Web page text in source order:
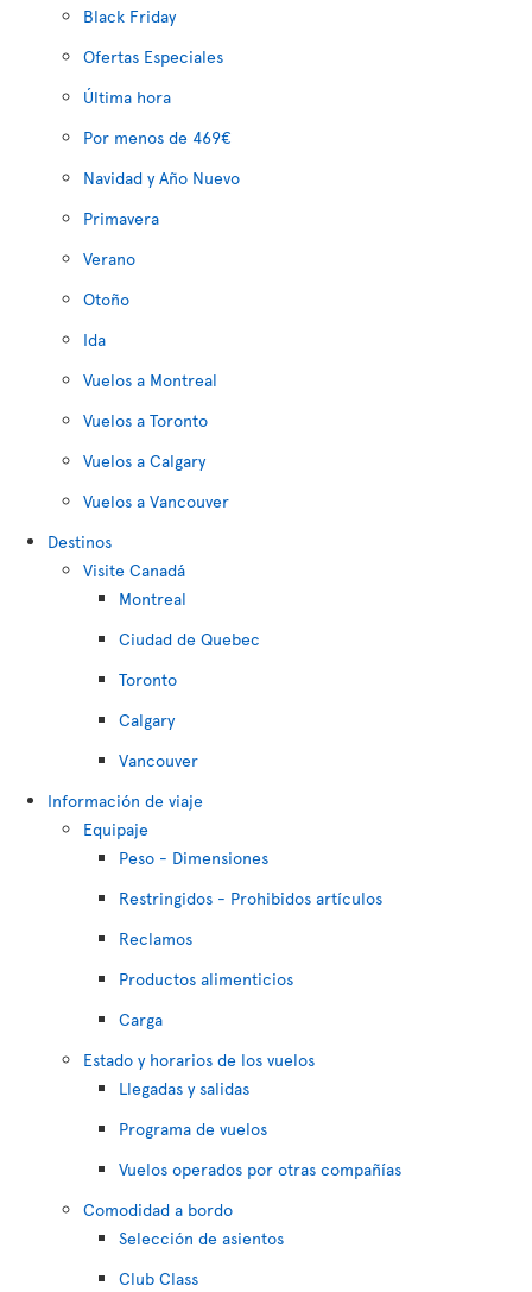
Black Friday
Ofertas Especiales
Última hora
Por menos de 469€
Navidad y Año Nuevo
Primavera
Verano
Otoño
Ida
Vuelos a Montreal
Vuelos a Toronto
Vuelos a Calgary
Vuelos a Vancouver
Destinos
Visite Canadá
Montreal
Ciudad de Quebec
Toronto
Calgary
Vancouver
Información de viaje
Equipaje
Peso - Dimensiones
Restringidos - Prohibidos artículos
Reclamos
Productos alimenticios
Carga
Estado y horarios de los vuelos
Llegadas y salidas
Programa de vuelos
Vuelos operados por otras compañías
Comodidad a bordo
Selección de asientos
Club Class